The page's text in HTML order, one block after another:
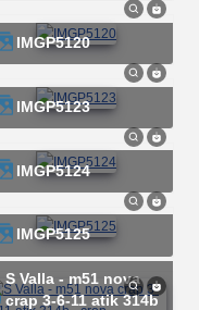
IMGP5120
IMGP5123
IMGP5124
IMGP5125
S Valla - m51 nova
crap 3-6-11 atik 314b